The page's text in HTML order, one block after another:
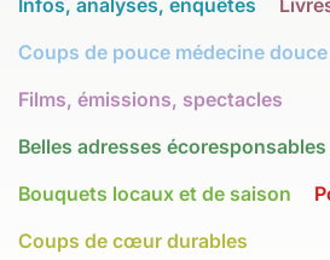
Coups de pouce médecine douce
Films, émissions, spectacles
Belles adresses écoresponsables
Bouquets locaux et de saison
Coups de cœur durables